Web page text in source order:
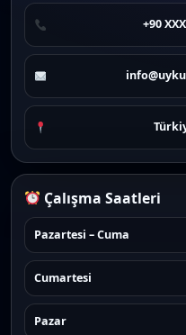
+90
Çalışma Saatleri
Pazartesi – Cuma
Cumartesi
Pazar